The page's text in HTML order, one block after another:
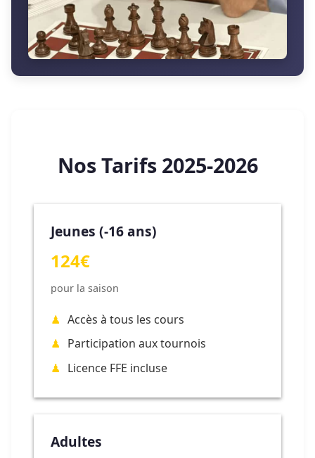
Nos Tarifs 2025-2026
Jeunes (-16 ans)
124€
pour la saison
Accès à tous les cours
Participation aux tournois
Licence FFE incluse
Adultes